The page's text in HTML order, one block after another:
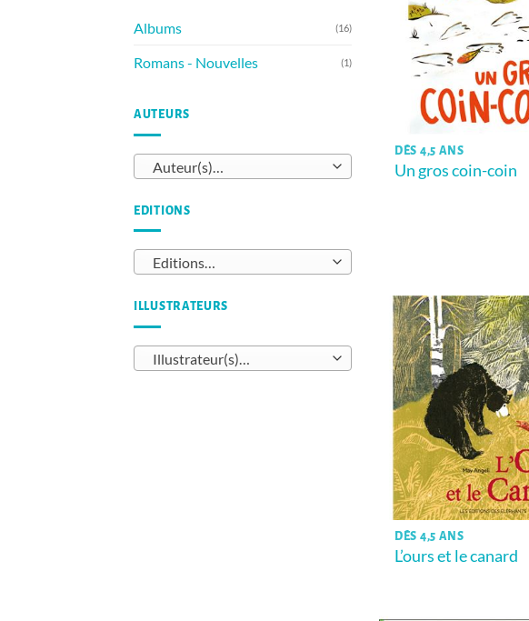
Albums (16)
Romans - Nouvelles (1)
AUTEURS
Auteur(s)…
EDITIONS
Editions…
ILLUSTRATEURS
Illustrateur(s)…
DÈS 4,5 ANS
Un gros coin-coin
DÈS 4,5 ANS
L’ours et le canard